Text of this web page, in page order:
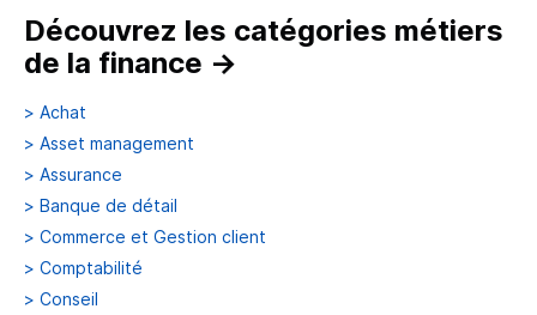
Découvrez les catégories métiers
de la finance →
> Achat
> Asset management
> Assurance
> Banque de détail
> Commerce et Gestion client
> Comptabilité
> Conseil